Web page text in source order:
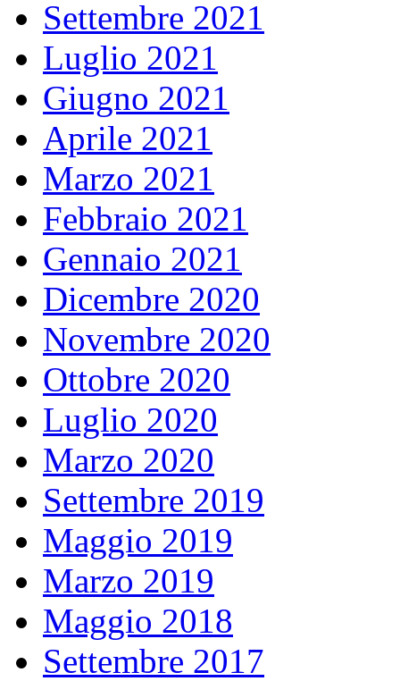
Settembre 2021
Luglio 2021
Giugno 2021
Aprile 2021
Marzo 2021
Febbraio 2021
Gennaio 2021
Dicembre 2020
Novembre 2020
Ottobre 2020
Luglio 2020
Marzo 2020
Settembre 2019
Maggio 2019
Marzo 2019
Maggio 2018
Settembre 2017